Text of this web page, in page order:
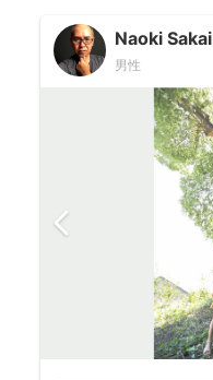
Naoki Sakai
男性